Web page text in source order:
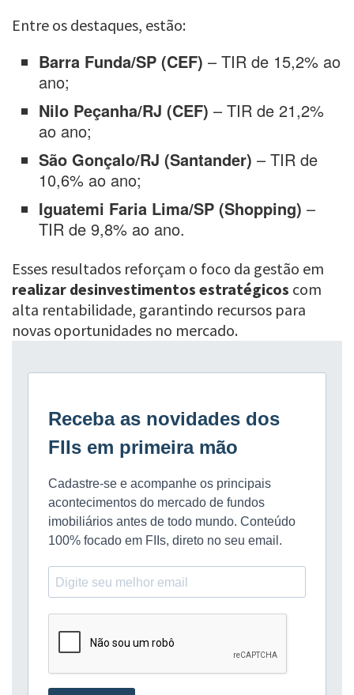
Entre os destaques, estão:
Barra Funda/SP (CEF) – TIR de 15,2% ao
ano;
Nilo Peçanha/RJ (CEF) – TIR de 21,2%
ao ano;
São Gonçalo/RJ (Santander) – TIR de
10,6% ao ano;
Iguatemi Faria Lima/SP (Shopping) –
TIR de 9,8% ao ano.
Esses resultados reforçam o foco da gestão em
realizar desinvestimentos estratégicos com
alta rentabilidade, garantindo recursos para
novas oportunidades no mercado.